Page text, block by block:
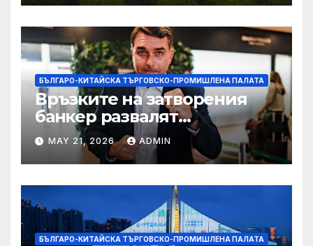
БЪЛГАРО-КИТАЙСКА ТЪРГОВСКО-ПРОМИШЛЕНА ПАЛАТА
Връзките на затворения
банкер развалят
надеждите на Флавио
Болсонаро за президент на
Бразилия
MAY 21, 2026 ADMIN
БЪЛГАРО-КИТАЙСКА ТЪРГОВСКО-ПРОМИШЛЕНА ПАЛАТА